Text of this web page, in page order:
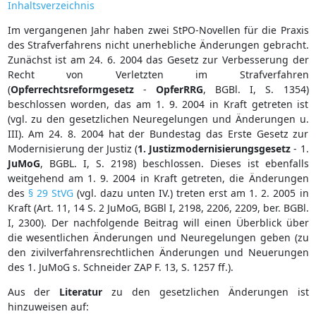
Inhaltsverzeichnis
Im vergangenen Jahr haben zwei StPO-Novellen für die Praxis
des Strafverfahrens nicht unerhebliche Änderungen gebracht.
Zunächst ist am 24. 6. 2004 das Gesetz zur Verbesserung der
Recht von Verletzten im Strafverfahren
(Opferrechtsreformgesetz- OpferRRG, BGBl. I, S. 1354)
beschlossen worden, das am 1. 9. 2004 in Kraft getreten ist
(vgl. zu den gesetzlichen Neuregelungen und Änderungen u.
III). Am 24. 8. 2004 hat der Bundestag das Erste Gesetz zur
Modernisierung der Justiz (1. Justizmodernisierungsgesetz- 1.
JuMoG, BGBL. I, S. 2198) beschlossen. Dieses ist ebenfalls
weitgehend am 1. 9. 2004 in Kraft getreten, die Änderungen
des § 29 StVG(vgl. dazu unten IV.) treten erst am 1. 2. 2005 in
Kraft (Art. 11, 14 S. 2 JuMoG, BGBl I, 2198, 2206, 2209, ber. BGBl.
I, 2300). Der nachfolgende Beitrag will einen Überblick über
die wesentlichen Änderungen und Neuregelungen geben (zu
den zivilverfahrensrechtlichen Änderungen und Neuerungen
des 1. JuMoG s. Schneider ZAP F. 13, S. 1257 ff.).
Aus der Literatur zu den gesetzlichen Änderungen ist
hinzuweisen auf: